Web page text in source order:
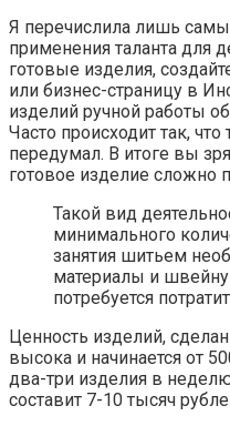
Я перечислила лишь
применения таланта для
готовые изделия,
или бизнес-страницу в
изделий ручной работы
Часто происходит так, что
передумал. В итоге вы
готовое изделие сложно
Такой вид
минимального
занятия шитьем
материалы и
потребуется
Ценность изделий,
высока и начинается от
два-три изделия в
составит 7-10 тысяч